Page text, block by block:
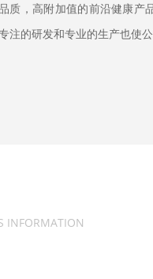
质，高附加值的前沿健康产
注的研发和专业的生产也使
INFORMATION